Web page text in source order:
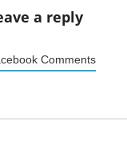
a reply
Comments